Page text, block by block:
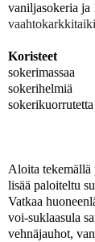
vaniljasokeria ja
Koristeet
sokerimassaa
sokerihelmiä
Aloita tekemällä
lisää paloiteltu
Vatkaa
voi-suklaasula
vehnäjauhot,